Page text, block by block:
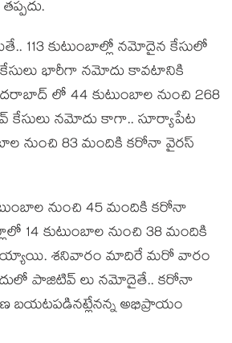
113 కుటుంబాల్లో నమోదైన కేసులో
భారీగా నమోదు కావటానికి
లో 44 కుటుంబాల నుంచి 268
నమోదు కాగా.. సూర్యాపేట
నుంచి 83 మందికి కరోనా వైరస్
నుంచి 45 మందికి కరోనా
14 కుటుంబాల నుంచి 38 మందికి
శనివారం మాదిరే మరో వారం
పాజిటివ్ లు నమోదైతే.. కరోనా
బయటపడినట్లేనన్న అభిప్రాయం